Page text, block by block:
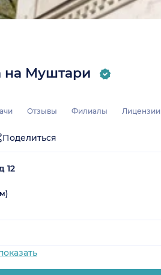
на Муштари
Отзывы Филиалы Лицензии
Поделиться
12